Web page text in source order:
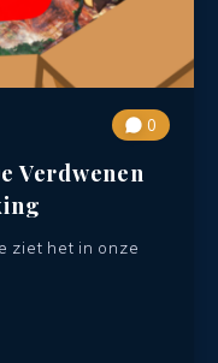
0
Verdwenen
ziet het in onze